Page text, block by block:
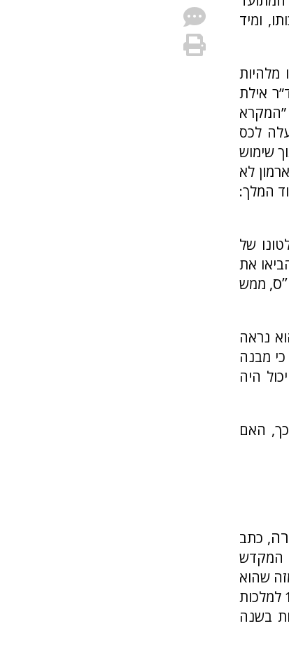
ומיד
מלהיות
אילת
כך בדו”ח החפירה הראשוני שלה של עיר דוד משנת 2009: ”המקרא
לכס
שימוש
לפיכך, בניית הארמון לא
המלך:
של
נוספים הביאו את
, ממש
נראה
מבנה
היה
האם
, כתב
המקדש
במקצת מזה שהוא
עצמו נתן בחיבורו ’נגד אפיון’: ”מאז נבנה בית המקדש בירושלים בשנה ה-12 למלכות
בשנה